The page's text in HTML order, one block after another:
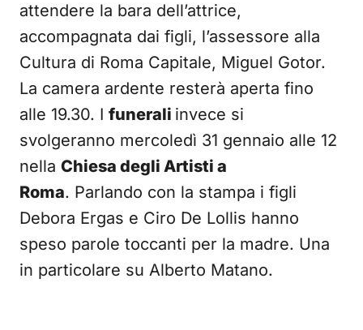
attendere la bara dell’attrice,
accompagnata dai figli, l’assessore alla
Cultura di Roma Capitale, Miguel Gotor.
La camera ardente resterà aperta fino
alle 19.30. I funerali invece si
svolgeranno mercoledì 31 gennaio alle 12
nella Chiesa degli Artisti a
Roma. Parlando con la stampa i figli
Debora Ergas e Ciro De Lollis hanno
speso parole toccanti per la madre. Una
in particolare su Alberto Matano.